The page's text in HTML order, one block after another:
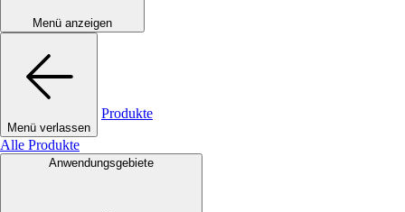
Menü anzeigen
Menü verlassen
Produkte
Alle Produkte
Anwendungsgebiete